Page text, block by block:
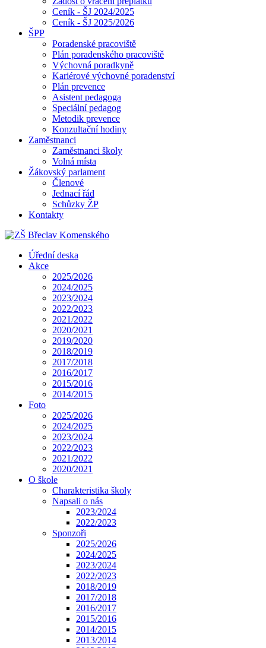
Ceník - ŠJ 2024/2025
Ceník - ŠJ 2025/2026
ŠPP
Poradenské pracoviště
Plán poradenského pracoviště
Výchovná poradkyně
Kariérové výchovné poradenství
Plán prevence
Asistent pedagoga
Speciální pedagog
Metodik prevence
Konzultační hodiny
Zaměstnanci
Zaměstnanci školy
Volná místa
Žákovský parlament
Členové
Jednací řád
Schůzky ŽP
Kontakty
Úřední deska
Akce
2025/2026
2024/2025
2023/2024
2022/2023
2021/2022
2020/2021
2019/2020
2018/2019
2017/2018
2016/2017
2015/2016
2014/2015
Foto
2025/2026
2024/2025
2023/2024
2022/2023
2021/2022
2020/2021
O škole
Charakteristika školy
Napsali o nás
2023/2024
2022/2023
Sponzoři
2025/2026
2024/2025
2023/2024
2022/2023
2018/2019
2017/2018
2016/2017
2015/2016
2014/2015
2013/2014